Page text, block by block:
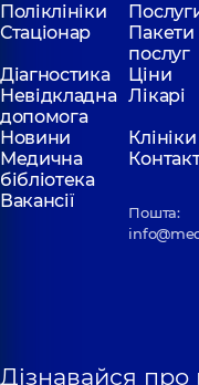
Поліклініки
Стаціонар
Пакети
послуг
Діагностика
Ціни
Невідкладна
допомога
Лікарі
Новини
Клініки
Медична
бібліотека
Вакансії
Пошта:
Дізнавайся